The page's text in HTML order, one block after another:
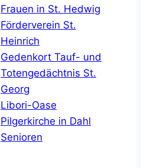
Frauen in St. Hedwig
Förderverein St.
Heinrich
Gedenkort Tauf- und
Totengedächtnis St.
Georg
Libori-Oase
Pilgerkirche in Dahl
Senioren